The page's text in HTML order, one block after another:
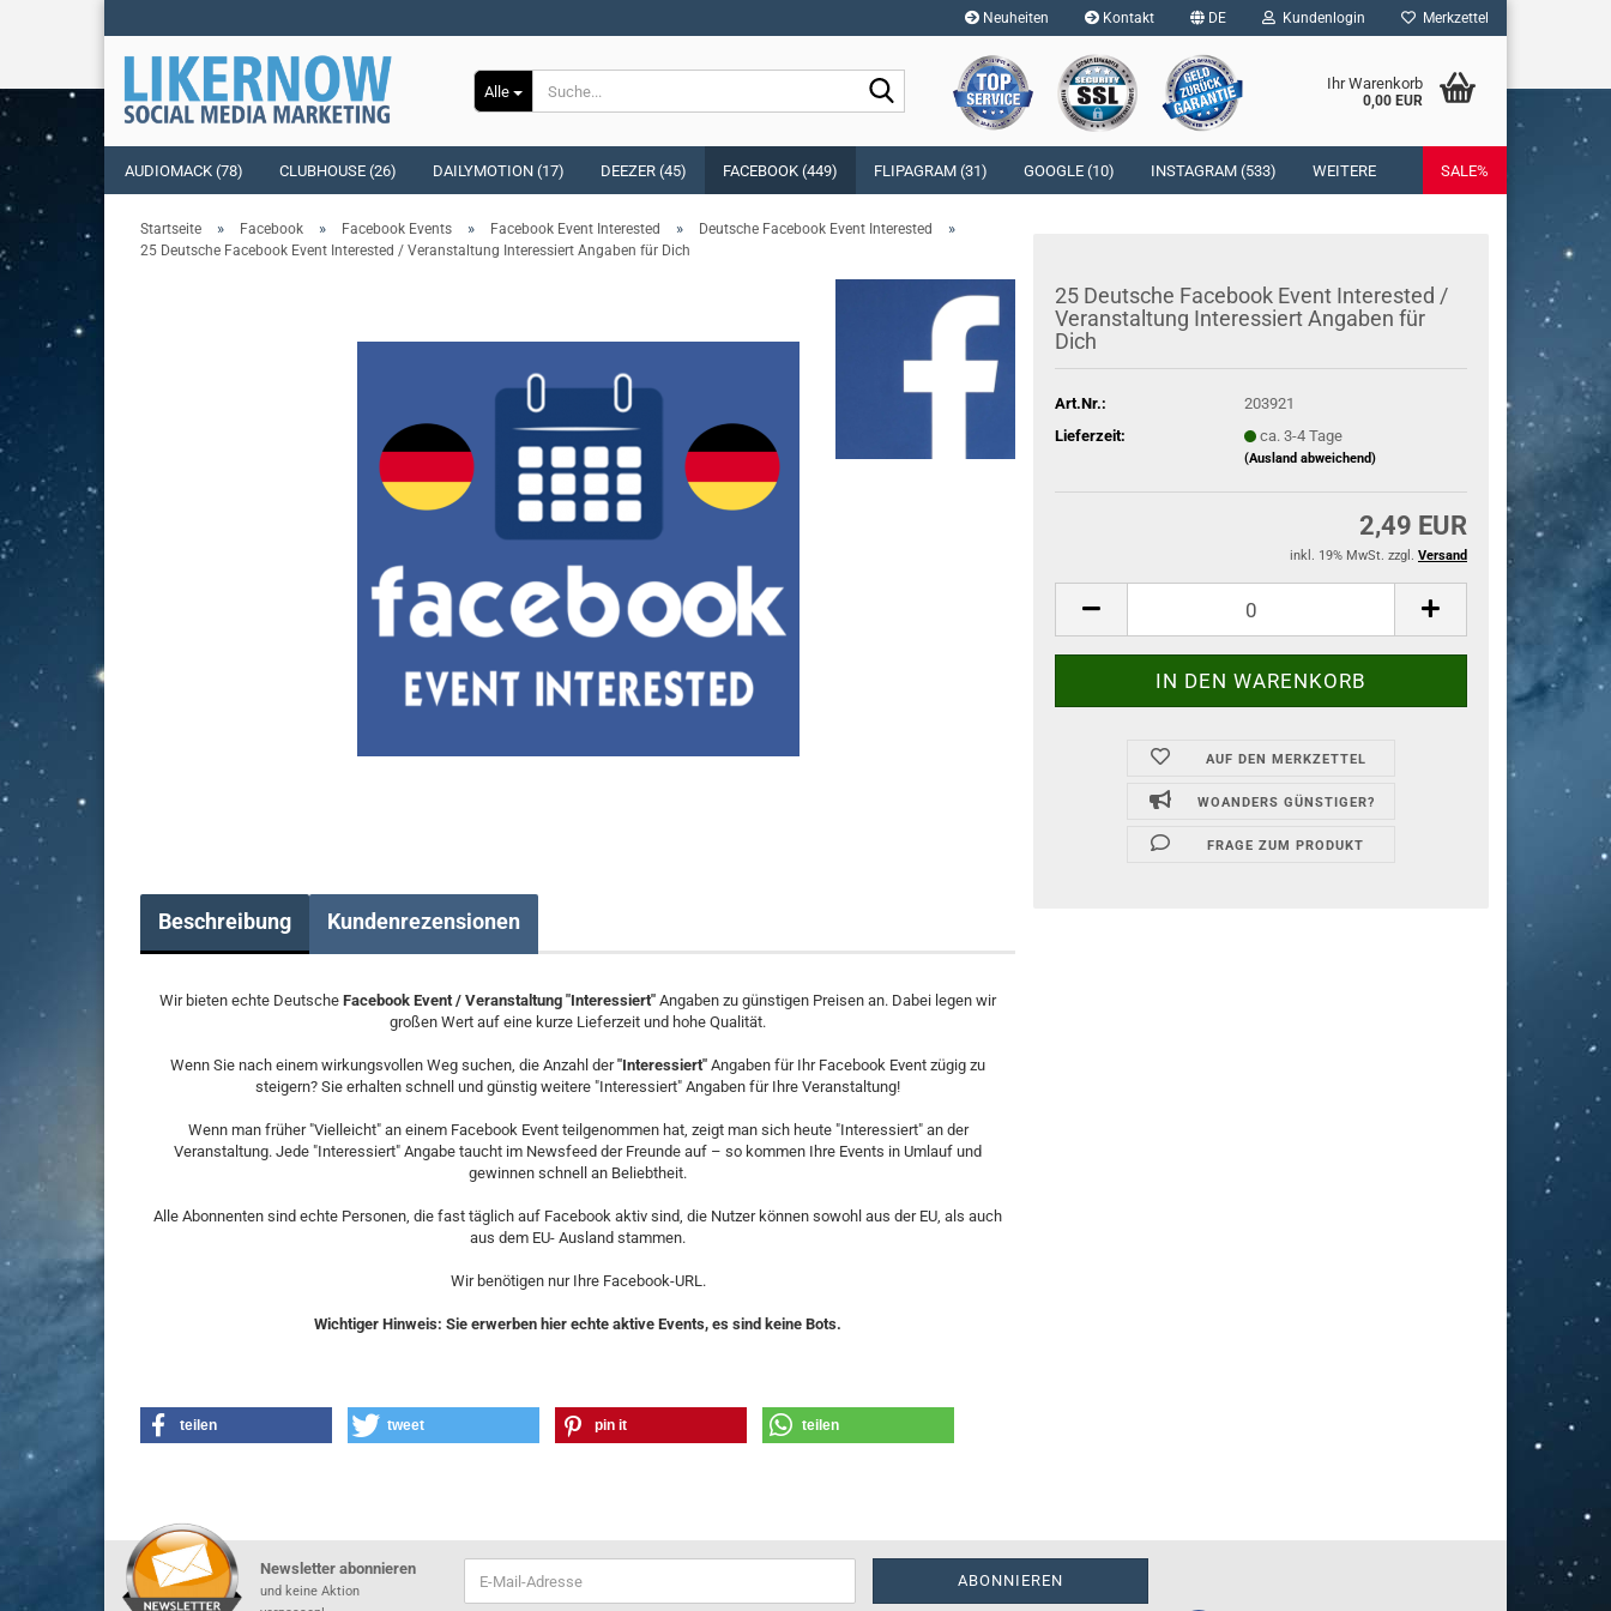
Neuheiten Kontakt DE
Sprache auswählen
Kundenlogin
E-Mail
Konto erstellen
Merkzettel
Alle Ihr Warenkorb
0,00 EUR
AUDIOMACK (78) CLUBHOUSE (26) DAILYMOTION (17) DEEZER (45) FACEBOOK (449) FLIPAGRAM (31) GOOGLE (10) INSTAGRAM (533) SALE%
WEITERE
Startseite » Facebook » Facebook Events » Facebook Event Interested » Deutsche Facebook Event Interested »
25 Deutsche Facebook Event Interested / Veranstaltung Interessiert Angaben für Dich
25 Deut­sche Face­book Event In­te­rested /
Ver­an­stal­tung In­ter­es­siert An­ga­ben für
Dich
Art.Nr.:
203921
Lieferzeit:
ca. 3-4 Tage
(Ausland abweichend)
2,49 EUR
inkl. 19% MwSt. zzgl. Versand
AUF DEN MERKZETTEL
WOANDERS GÜNSTIGER?
FRAGE ZUM PRODUKT
Beschreibung Kundenrezensionen
Wir bieten echte Deutsche Facebook Event / Veranstaltung "Interessiert" Angaben zu günstigen Preisen an. Dabei legen wir
großen Wert auf eine kurze Lieferzeit und hohe Qualität.
Wenn Sie nach einem wirkungsvollen Weg suchen, die Anzahl der"Interessiert" Angaben für Ihr Facebook Event zügig zu
steigern? Sie erhalten schnell und günstig weitere "Interessiert" Angaben für Ihre Veranstaltung!
Wenn man früher "Vielleicht" an einem Facebook Event teilgenommen hat, zeigt man sich heute "Interessiert" an der
Veranstaltung. Jede "Interessiert" Angabe taucht im Newsfeed der Freunde auf – so kommen Ihre Events in Umlauf und
gewinnen schnell an Beliebtheit.
Alle Abonnenten sind echte Personen, die fast täglich auf Facebook aktiv sind, die Nutzer können sowohl aus der EU, als auch
aus dem EU- Ausland stammen.
Wir benötigen nur Ihre Facebook-URL.
Wichtiger Hinweis: Sie erwerben hier echte aktive Events, es sind keine Bots.
teilen tweet pin it teilen
Newsletter abonnieren
und keine Aktion